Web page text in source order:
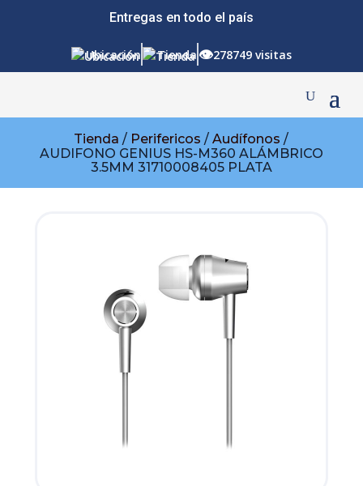
Entregas en todo el país
Ubicación Tienda 👁278749 visitas
Tienda / Perifericos /Audífonos /
AUDIFONO GENIUS HS-M360 ALÁMBRICO
3.5MM 31710008405 PLATA